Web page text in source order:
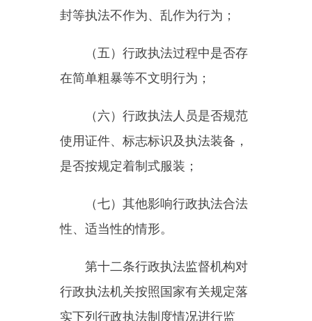
（二）行政执法公示、执法全
过程记录、重大执法决定法制审核
等行政执法程序制度；
执法标准制度；
（四）行政执法事项清单管
状况评议、行政执法责任追究等相
关制度；
（五）行政执法与刑事司法衔
（六）行政执法体制改革中法